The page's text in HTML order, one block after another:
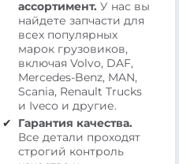
ассортимент. У нас вы
найдете запчасти для
всех популярных
марок грузовиков,
включая Volvo, DAF,
Mercedes-Benz, MAN,
Scania, Renault Trucks
и Iveco и другие.
Гарантия качества.
Все детали проходят
строгий контроль